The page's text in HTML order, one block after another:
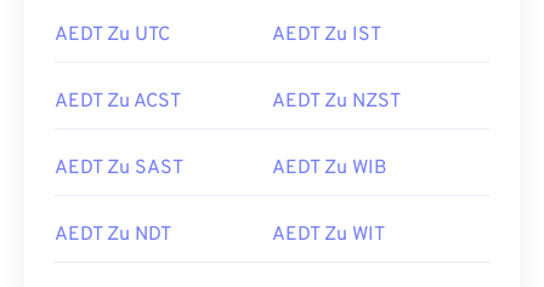
AEDT Zu UTC AEDT Zu IST
AEDT Zu ACST AEDT Zu NZST
AEDT Zu SAST AEDT Zu WIB
AEDT Zu NDT AEDT Zu WIT